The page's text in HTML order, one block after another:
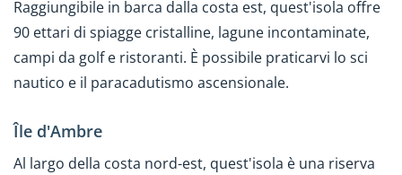
Raggiungibile in barca dalla costa est, quest'isola offre
90 ettari di spiagge cristalline, lagune incontaminate,
campi da golf e ristoranti. È possibile praticarvi lo sci
nautico e il paracadutismo ascensionale.
Île d'Ambre
Al largo della costa nord-est, quest'isola è una riserva